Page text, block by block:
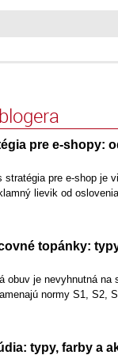
pre e-shopy:
stratégia pre e-shop je
lievik od
topánky:
obuv je nevyhnutná na
normy S1, S2,
typy, farby a